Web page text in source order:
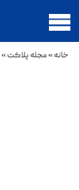
خانه»مجله پلاکت»